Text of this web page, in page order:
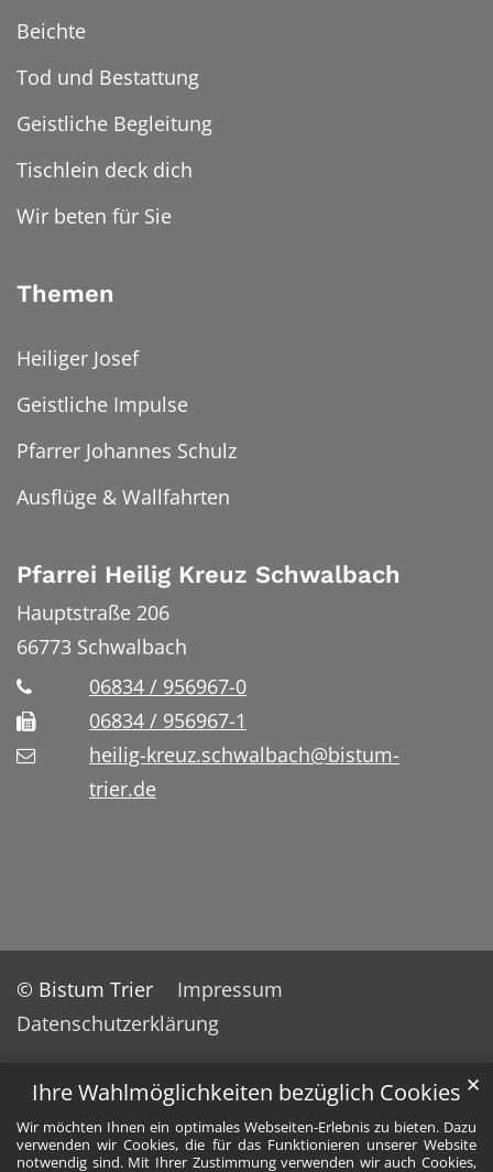
Ihre Wahlmöglichkeiten bezüglich Cookies
Wir möchten Ihnen ein optimales Webseiten-Erlebnis zu bieten. Dazu
verwenden wir Cookies, die für das Funktionieren unserer Website
notwendig sind. Mit Ihrer Zustimmung verwenden wir auch Cookies,
✕
Beichte
Tod und Bestattung
Geistliche Begleitung
Tischlein deck dich
Wir beten für Sie
Themen
Heiliger Josef
Geistliche Impulse
Pfarrer Johannes Schulz
Ausflüge & Wallfahrten
Pfarrei Heilig Kreuz Schwalbach
Hauptstraße 206
66773 Schwalbach
06834 / 956967-0
06834 / 956967-1
heilig-kreuz.schwalbach@bistum-
trier.de
© Bistum Trier
Impressum
Datenschutzerklärung